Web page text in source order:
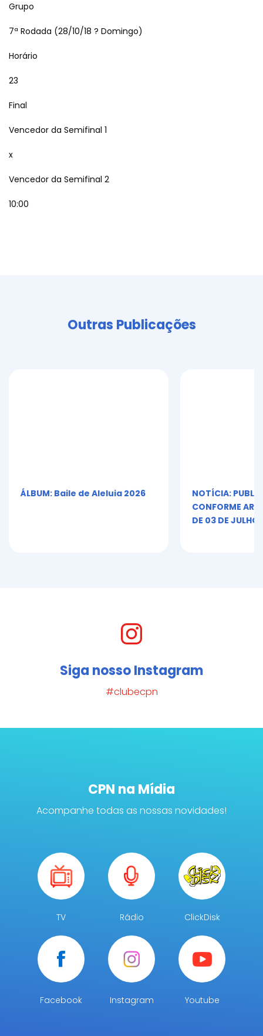
Grupo
7ª Rodada (28/10/18 ? Domingo)
Horário
23
Final
Vencedor da Semifinal 1
x
Vencedor da Semifinal 2
10:00
Outras Publicações
ÁLBUM: Baile de Aleluia 2026
NOTÍCIA:
CONFORME ART.
DE 03 DE JULHO
Siga nosso Instagram
#clubecpn
CPN na Mídia
Acompanhe todas as nossas novidades!
TV Rádio ClickDisk
Facebook Instagram Youtube